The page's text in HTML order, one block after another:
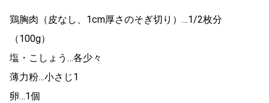
鶏胸肉（皮なし、1cm厚さのそぎ切り）…1/2枚分
（100g）
塩・こしょう…各少々
薄力粉…小さじ1
卵…1個